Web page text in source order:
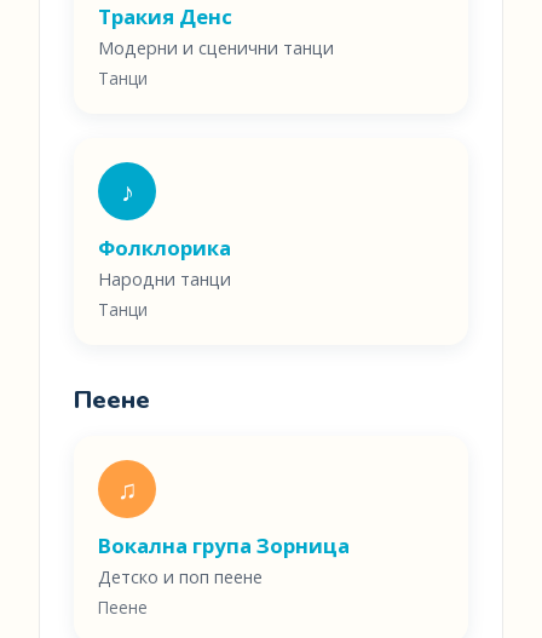
Тракия Денс
Модерни и сценични танци
Танци
♪
Фолклорика
Народни танци
Танци
Пеене
♫
Вокална група Зорница
Детско и поп пеене
Пеене